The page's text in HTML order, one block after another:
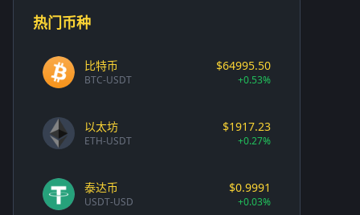
热门币种
比特币
BTC-USDT
$64995.50
+0.53%
以太坊
ETH-USDT
$1917.23
+0.27%
泰达币
USDT-USD
$0.9991
+0.03%